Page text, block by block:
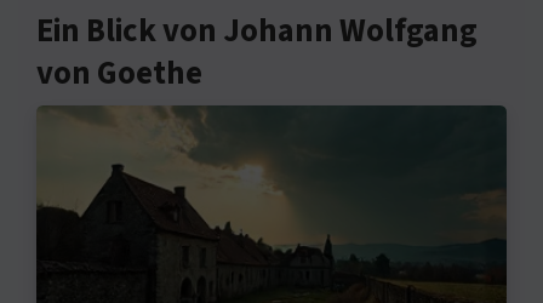
Ein Blick von Johann Wolfgang
von Goethe